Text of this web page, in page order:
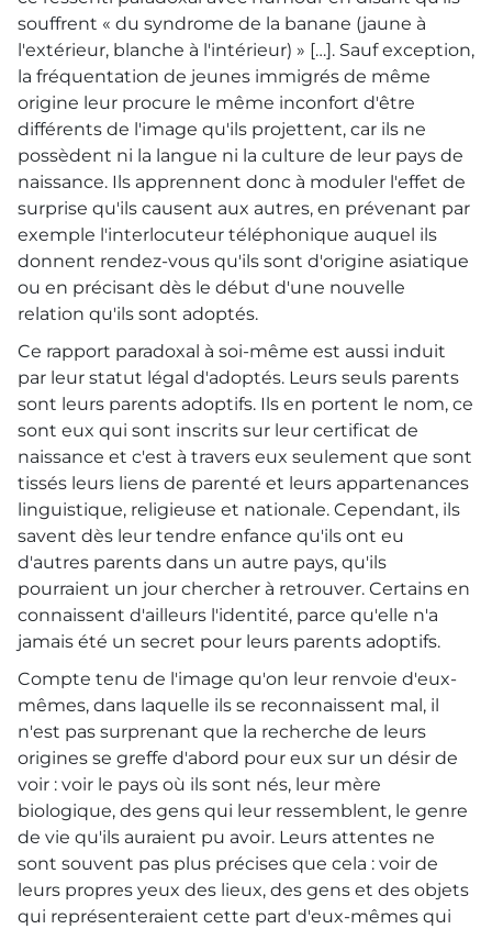
souffrent « du syndrome de la banane (jaune à
l'extérieur, blanche à l'intérieur) » […]. Sauf exception,
la fréquentation de jeunes immigrés de même
origine leur procure le même inconfort d'être
différents de l'image qu'ils projettent, car ils ne
possèdent ni la langue ni la culture de leur pays de
naissance. Ils apprennent donc à moduler l'effet de
surprise qu'ils causent aux autres, en prévenant par
exemple l'interlocuteur téléphonique auquel ils
donnent rendez-vous qu'ils sont d'origine asiatique
ou en précisant dès le début d'une nouvelle
relation qu'ils sont adoptés.
Ce rapport paradoxal à soi-même est aussi induit
par leur statut légal d'adoptés. Leurs seuls parents
sont leurs parents adoptifs. Ils en portent le nom, ce
sont eux qui sont inscrits sur leur certificat de
naissance et c'est à travers eux seulement que sont
tissés leurs liens de parenté et leurs appartenances
linguistique, religieuse et nationale. Cependant, ils
savent dès leur tendre enfance qu'ils ont eu
d'autres parents dans un autre pays, qu'ils
pourraient un jour chercher à retrouver. Certains en
connaissent d'ailleurs l'identité, parce qu'elle n'a
jamais été un secret pour leurs parents adoptifs.
Compte tenu de l'image qu'on leur renvoie d'eux-
mêmes, dans laquelle ils se reconnaissent mal, il
n'est pas surprenant que la recherche de leurs
origines se greffe d'abord pour eux sur un désir de
voir : voir le pays où ils sont nés, leur mère
biologique, des gens qui leur ressemblent, le genre
de vie qu'ils auraient pu avoir. Leurs attentes ne
sont souvent pas plus précises que cela : voir de
leurs propres yeux des lieux, des gens et des objets
qui représenteraient cette part d'eux-mêmes qui